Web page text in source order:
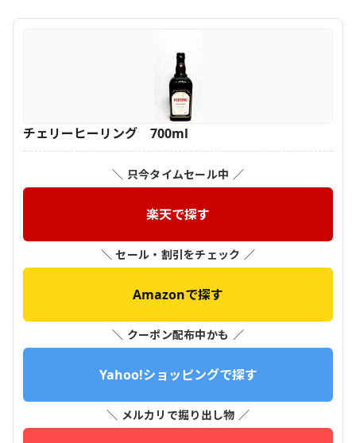
チェリーヒーリング 700ml
＼ 只今タイムセール中 ／
楽天で探す
＼ セール・割引をチェック ／
Amazonで探す
＼ クーポン配布中かも ／
Yahoo!ショッピングで探す
＼ メルカリで掘り出し物 ／